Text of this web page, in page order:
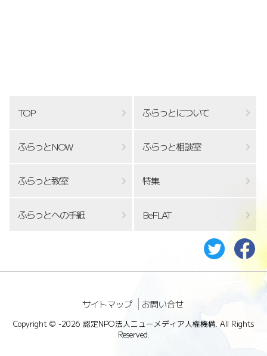
TOP ふらっとについて
ふらっとNOW ふらっと相談室
ふらっと教室 特集
ふらっとへの手紙 BeFLAT
サイトマップ お問い合せ
Copyright © -2026 認定NPO法人ニューメディア人権機構. All Rights
Reserved.